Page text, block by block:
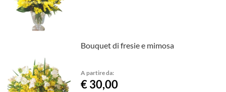
Bouquet di fresie e mimosa
A partire da:
€ 30,00